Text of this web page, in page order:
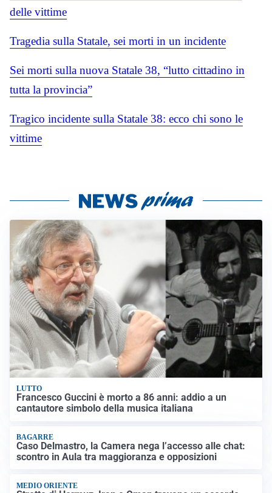
delle vittime
Tragedia sulla Statale, sei morti in un incidente
Sei morti sulla nuova Statale 38, “lutto cittadino in
tutta la provincia”
Tragico incidente sulla Statale 38: ecco chi sono le
vittime
LUTTO
Francesco Guccini è morto a 86 anni: addio a un
cantautore simbolo della musica italiana
BAGARRE
Caso Delmastro, la Camera nega l’accesso alle chat:
scontro in Aula tra maggioranza e opposizioni
MEDIO ORIENTE